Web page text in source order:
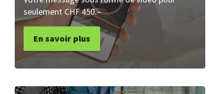
seulement CHF 450.–
En savoir plus